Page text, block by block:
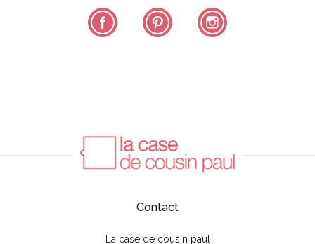
Facebook Pinterest
Contact
La case de cousin paul